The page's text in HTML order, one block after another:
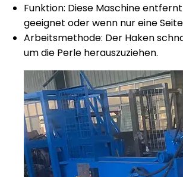
Funktion: Diese Maschine
geeignet oder wenn nur eine
Arbeitsmethode: Der Haken
um die Perle herauszuziehen.